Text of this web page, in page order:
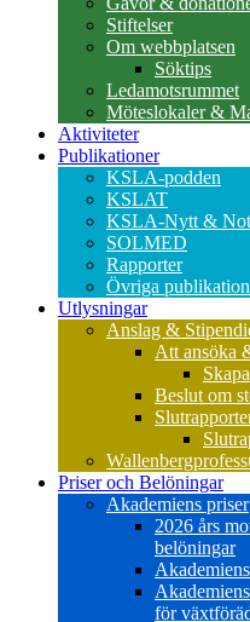
Stiftelser
Om webbplatsen
Söktips
Ledamotsrummet
Möteslokaler &
Aktiviteter
Publikationer
KSLA-podden
KSLAT
KSLA-Nytt &
SOLMED
Rapporter
Övriga
Utlysningar
Anslag &
Att ansöka
Beslut om
Priser och Belöningar
Akademiens priser
2026 års
belöningar
för